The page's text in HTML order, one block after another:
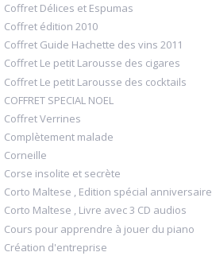
Coffret Délices et Espumas
Coffret édition 2010
Coffret Guide Hachette des vins 2011
Coffret Le petit Larousse des cigares
Coffret Le petit Larousse des cocktails
COFFRET SPECIAL NOEL
Coffret Verrines
Complètement malade
Corneille
Corse insolite et secrète
Corto Maltese , Edition spécial anniversaire
Corto Maltese , Livre avec 3 CD audios
Cours pour apprendre à jouer du piano
Création d'entreprise